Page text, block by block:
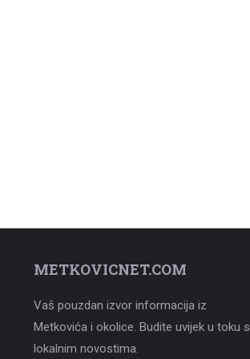
METKOVICNET.COM
Vaš pouzdan izvor informacija iz
Metkovića i okolice. Budite uvijek u toku s
lokalnim novostima.